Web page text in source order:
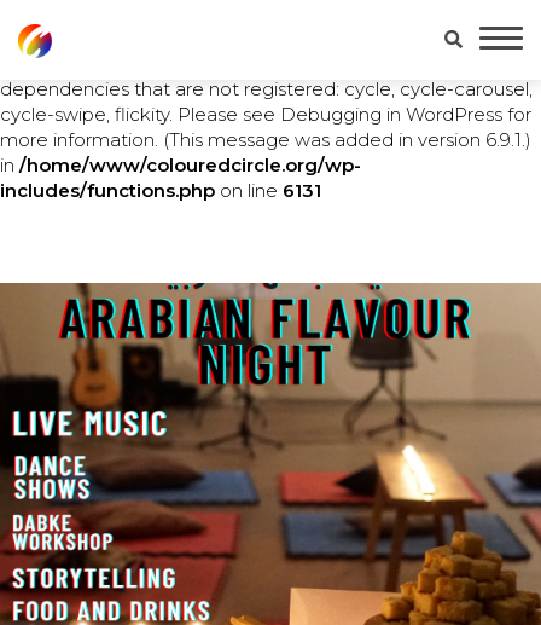
Notice incorrectly.
The script with the handle "main" was enqueued with
dependencies that are not registered: cycle, cycle-carousel,
cycle-swipe, flickity. Please see Debugging in WordPress for
more information. (This message was added in version 6.9.1.)
in /home/www/colouredcircle.org/wp-
includes/functions.php on line 6131